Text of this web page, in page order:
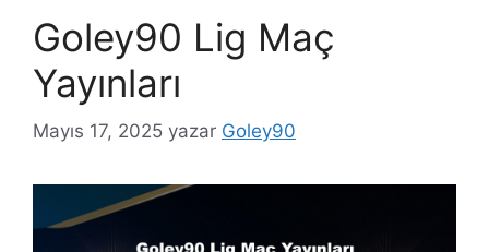
Goley90 Lig Maç
Yayınları
Mayıs 17, 2025 yazar Goley90